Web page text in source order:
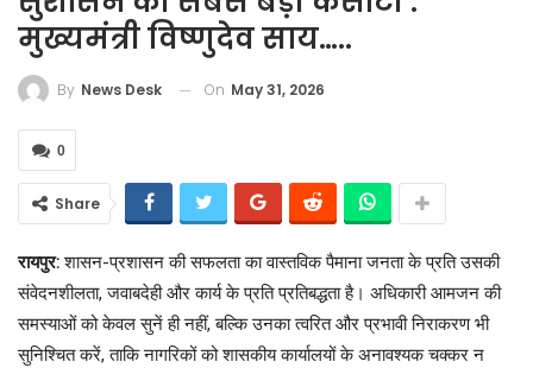
मुख्यमंत्री विष्णुदेव साय…..
By News Desk On May 31, 2026
0
Share
रायपुर:शासन-प्रशासन की सफलता का वास्तविक पैमाना जनता के प्रति उसकी
संवेदनशीलता, जवाबदेही और कार्य के प्रति प्रतिबद्धता है। अधिकारी आमजन की
समस्याओं को केवल सुनें ही नहीं, बल्कि उनका त्वरित और प्रभावी निराकरण भी
सुनिश्चित करें, ताकि नागरिकों को शासकीय कार्यालयों के अनावश्यक चक्कर न